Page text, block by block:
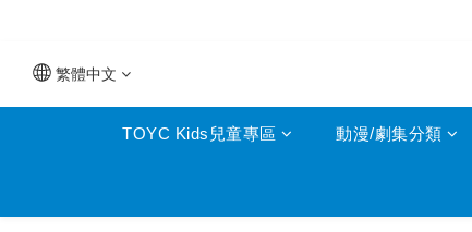
繁體中文
TOYC Kids兒童專區 動漫/劇集分類